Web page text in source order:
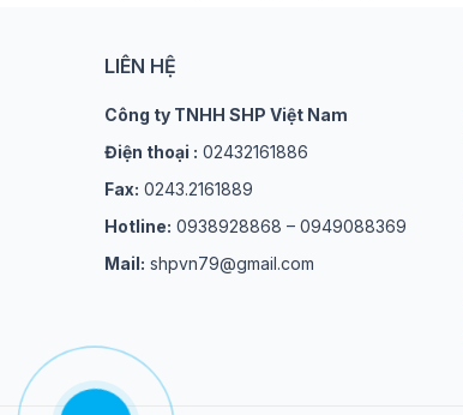
LIÊN HỆ
Công ty TNHH SHP Việt Nam
Điện thoại : 02432161886
Fax: 0243.2161889
Hotline: 0938928868 – 0949088369
Mail: shpvn79@gmail.com